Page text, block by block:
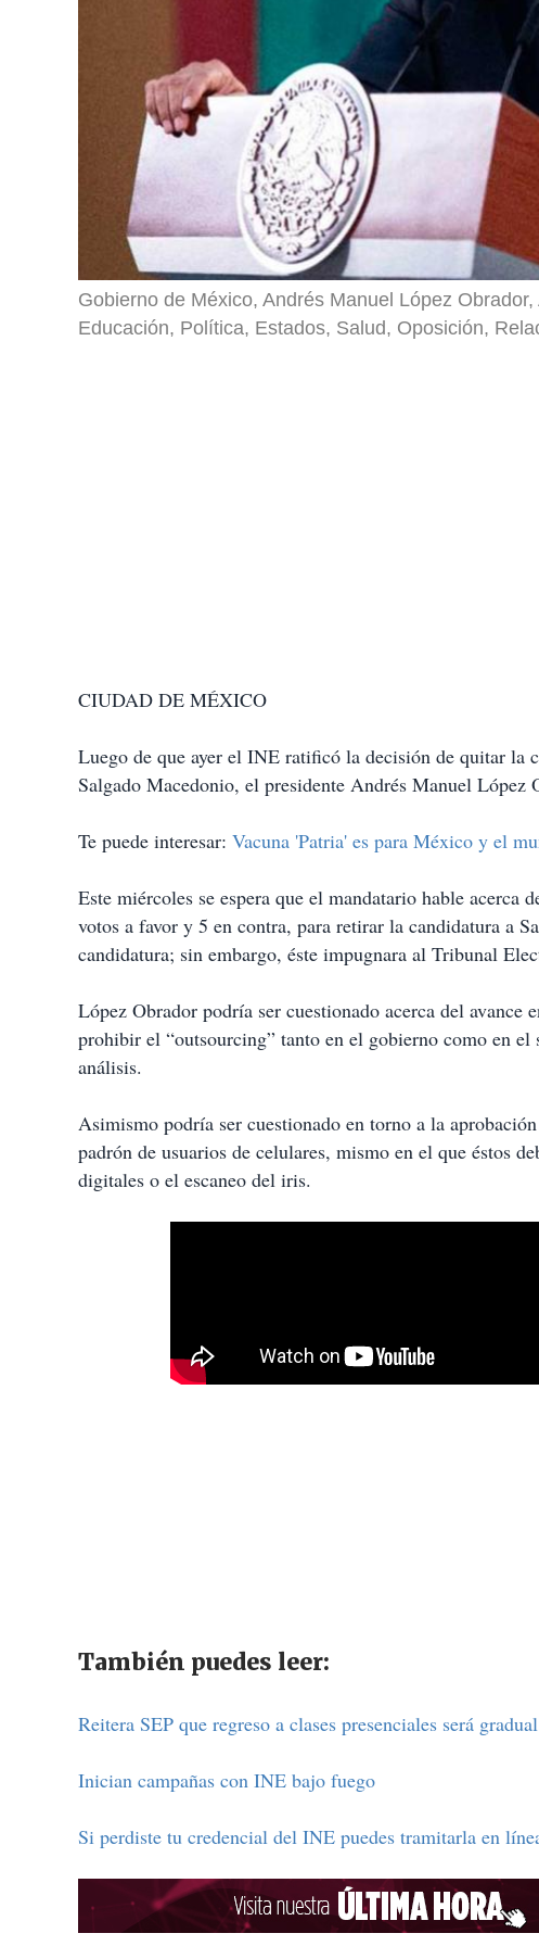
Gobierno de México, Andrés Manuel López
Educación, Política, Estados, Salud, Oposición,
CIUDAD DE MÉXICO
Luego de que ayer el INE ratificó la decisión de quitar la
Salgado Macedonio, el presidente Andrés Manuel López
Te puede interesar: Vacuna 'Patria' es para México y el
Este miércoles se espera que el mandatario hable
votos a favor y 5 en contra, para retirar la candidatura a
candidatura; sin embargo, éste impugnara al Tribunal
López Obrador podría ser cuestionado acerca del avance
prohibir el “outsourcing” tanto en el gobierno como en
análisis.
Asimismo podría ser cuestionado en torno a la
padrón de usuarios de celulares, mismo en el que éstos
digitales o el escaneo del iris.
También puedes leer:
Reitera SEP que regreso a clases presenciales será
Inician campañas con INE bajo fuego
Si perdiste tu credencial del INE puedes tramitarla en